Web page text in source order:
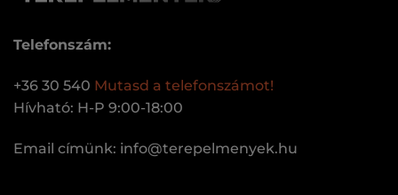
Telefonszám:
+36 30 540 Mutasd a telefonszámot!
Hívható: H-P 9:00-18:00
Email címünk: uh.keynemleperet@ofni